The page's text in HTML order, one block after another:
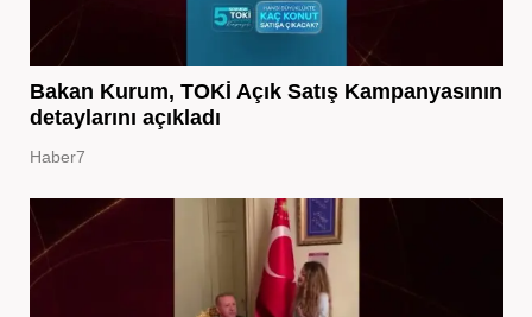
Bakan Kurum, TOKİ Açık Satış Kampanyasının
detaylarını açıkladı
Haber7